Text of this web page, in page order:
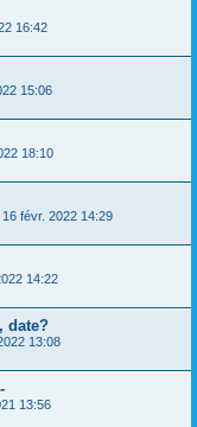
16:42
15:06
18:10
16 févr. 2022 14:29
14:22
date?
13:08
13:56